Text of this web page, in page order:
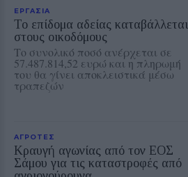
ΕΡΓΑΣΙΑ
Το επίδομα αδείας καταβάλλεται
στους οικοδόμους
Το συνολικό ποσό ανέρχεται σε
57.487.814,52 ευρώ και η πληρωμή
του θα γίνει αποκλειστικά μέσω
τραπεζών
ΑΓΡΟΤΕΣ
Κραυγή αγωνίας από τον ΕΟΣ
Σάμου για τις καταστροφές από